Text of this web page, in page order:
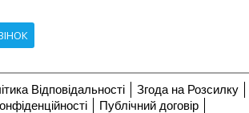
Відповідальності
Згода на Розсилку
Публічний договір